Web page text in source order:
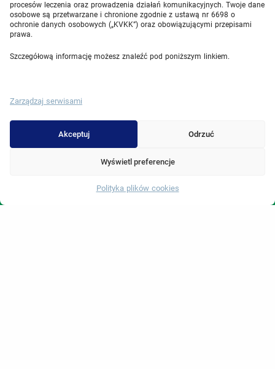
procesów leczenia oraz prowadzenia działań komunikacyjnych. Twoje dane
osobowe są przetwarzane i chronione zgodnie z ustawą nr 6698 o
ochronie danych osobowych („KVKK”) oraz obowiązującymi przepisami
prawa.
Szczegółową informację możesz znaleźć pod poniższym linkiem.
Zarządzaj serwisami
Akceptuj Odrzuć
Wyświetl preferencje
Polityka plików cookies
Operacja wymiany stawu kolanowego w Turcji
Medical Units
Bariatric Surgery Turkey
Urologia
Chirurgia sercowo-naczyniowa w Turcji
Zabiegi przeszczepu włosówWhatsapp